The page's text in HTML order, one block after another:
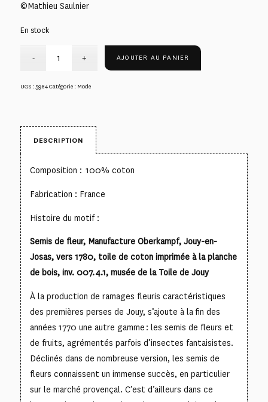
©Mathieu Saulnier
En stock
AJOUTER AU PANIER
UGS : 5984Catégorie : Mode
DESCRIPTION
Composition : 100% coton
Fabrication : France
Histoire du motif :
Semis de fleur, Manufacture Oberkampf, Jouy-en-
Josas, vers 1780, toile de coton imprimée à la planche
de bois, inv. 007.4.1, musée de la Toile de Jouy
À la production de ramages fleuris caractéristiques
des premières perses de Jouy, s’ajoute à la fin des
années 1770 une autre gamme : les semis de fleurs et
de fruits, agrémentés parfois d’insectes fantaisistes.
Déclinés dans de nombreuse version, les semis de
fleurs connaissent un immense succès, en particulier
sur le marché provençal. C’est d’ailleurs dans ce